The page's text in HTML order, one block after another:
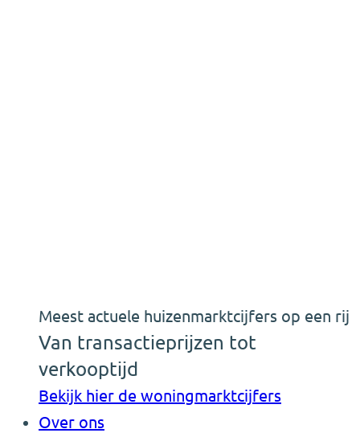
Meest actuele huizenmarktcijfers op een rij
Van transactieprijzen tot
verkooptijd
Bekijk hier de woningmarktcijfers
Over ons